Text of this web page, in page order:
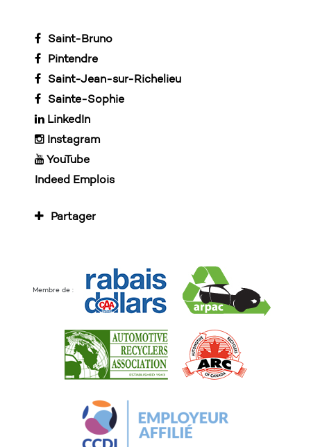
Saint-Bruno
Pintendre
Saint-Jean-sur-Richelieu
Sainte-Sophie
LinkedIn
Instagram
YouTube
Indeed Emplois
Partager
Membre de :